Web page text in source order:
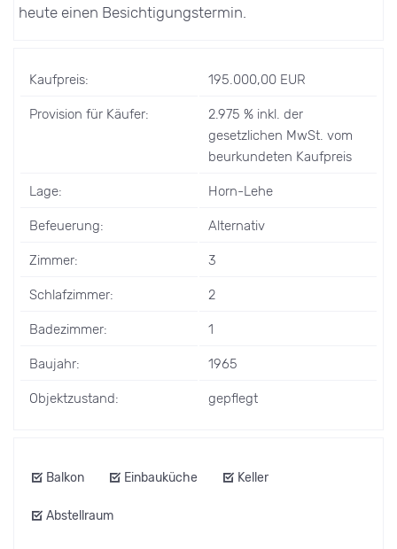
heute einen Besichtigungstermin.
Kaufpreis: 195.000,00 EUR
Provision für Käufer:
2.975 % inkl. der
gesetzlichen MwSt. vom
beurkundeten Kaufpreis
Lage: Horn-Lehe
Befeuerung: Alternativ
Zimmer: 3
Schlafzimmer: 2
Badezimmer: 1
Baujahr: 1965
Objektzustand: gepflegt
Balkon Einbauküche Keller
Abstellraum